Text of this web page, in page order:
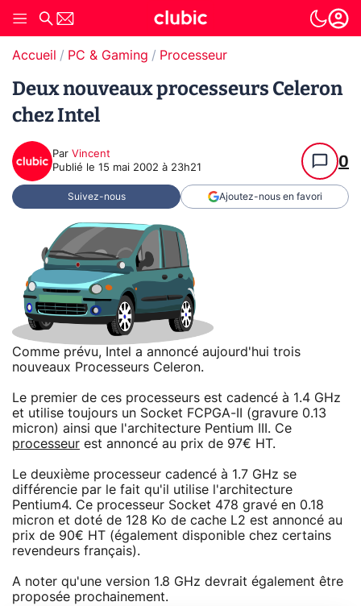
Accueil PC & Gaming Processeur
Deux nouveaux processeurs Celeron
chez Intel
Par Vincent
Publié le 15 mai 2002 à 23h21 0
Suivez-nous Ajoutez-nous en favori
Comme prévu, Intel a annoncé aujourd'hui trois
nouveaux Processeurs Celeron.
Le premier de ces processeurs est cadencé à 1.4 GHz
et utilise toujours un Socket FCPGA-II (gravure 0.13
micron) ainsi que l'architecture Pentium III. Ce
processeur est annoncé au prix de 97€ HT.
Le deuxième processeur cadencé à 1.7 GHz se
différencie par le fait qu'il utilise l'architecture
Pentium4. Ce processeur Socket 478 gravé en 0.18
micron et doté de 128 Ko de cache L2 est annoncé au
prix de 90€ HT (également disponible chez certains
revendeurs français).
A noter qu'une version 1.8 GHz devrait également être
proposée prochainement.